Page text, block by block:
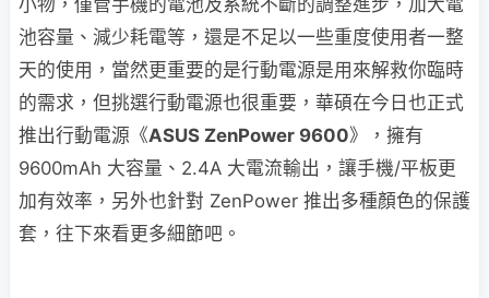
小物，僅管手機的電池及系統不斷的調整進步，加大電
池容量、減少耗電等，還是不足以一些重度使用者一整
天的使用，當然更重要的是行動電源是用來解救你臨時
的需求，但挑選行動電源也很重要，華碩在今日也正式
推出行動電源《ASUS ZenPower 9600》，擁有
9600mAh 大容量、2.4A 大電流輸出，讓手機/平板更
加有效率，另外也針對 ZenPower 推出多種顏色的保護
套，往下來看更多細節吧。